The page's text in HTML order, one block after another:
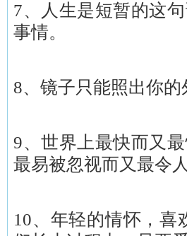
7、人生是短暂的这
事情。
8、镜子只能照出你
9、世界上最快而又
最易被忽视而又最令
10、年轻的情怀，喜